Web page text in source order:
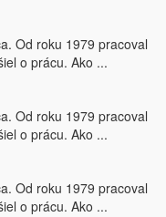
Od roku 1979 pracoval
o prácu. Ako ...
Od roku 1979 pracoval
o prácu. Ako ...
Od roku 1979 pracoval
o prácu. Ako ...